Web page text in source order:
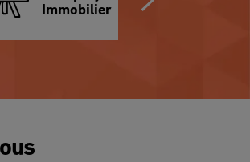
Immobilier